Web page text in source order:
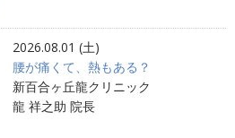
2026.08.01 (土)
腰が痛くて、熱もある？
新百合ヶ丘龍クリニック
龍 祥之助 院長